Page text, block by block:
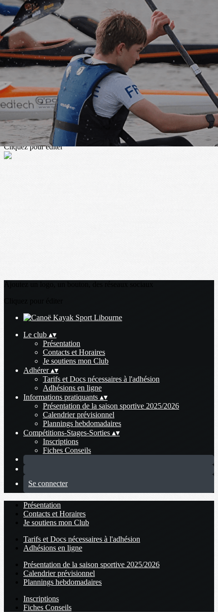
Exporter les lignes sélectionnées
Exporter toutes les colonnes
Exporter uniquement les colonnes affichées
Menu
<
>
Contacts et Horaires
Je soutiens mon Club
?>
Images de la page d'accueil
Cliquez pour éditer
Le club ▴▾
Présentation
Contacts et Horaires
Je soutiens mon Club
Adhérer▴▾
Tarifs et Docs nécessaires à l'adhésion
Adhésions en ligne
Informations pratiquants ▴▾
Présentation de la saison sportive 2025/2026
Calendrier prévisionnel
Plannings hebdomadaires
Compétitions-Stages-Sorties ▴▾
Inscriptions
Fiches Conseils
Se connecter
Présentation
Contacts et Horaires
Je soutiens mon Club
Tarifs et Docs nécessaires à l'adhésion
Adhésions en ligne
Présentation de la saison sportive 2025/2026
Calendrier prévisionnel
Plannings hebdomadaires
Inscriptions
Fiches Conseils